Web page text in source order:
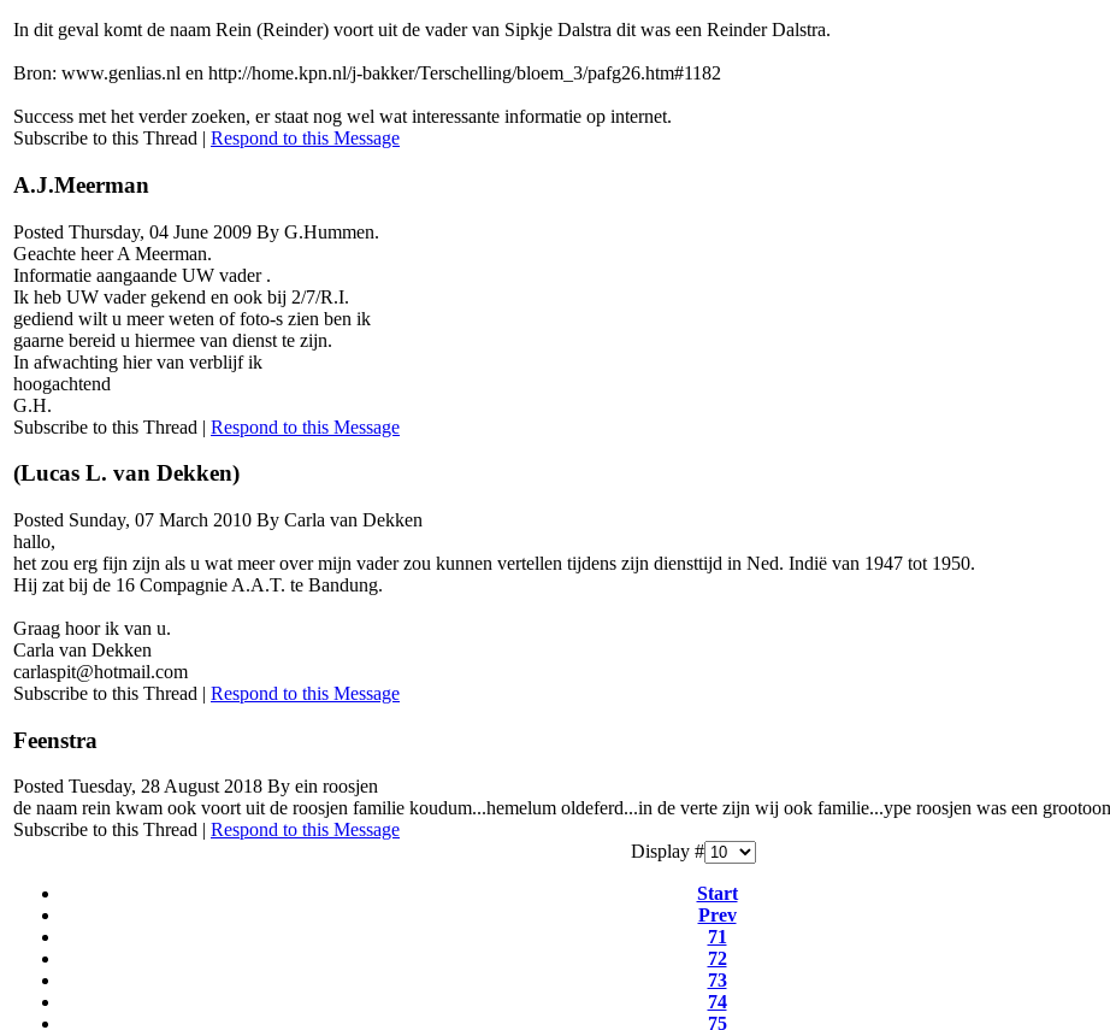
In dit geval komt de naam Rein (Reinder) voort uit de vader van Sipkje Dalstra dit was een Reinder Dalstra.
Bron: www.genlias.nl en http://home.kpn.nl/j-bakker/Terschelling/bloem_3/pafg26.htm#1182
Success met het verder zoeken, er staat nog wel wat interessante informatie op internet.
Subscribe to this Thread | Respond to this Message
A.J.Meerman
Posted Thursday, 04 June 2009 By G.Hummen.
Geachte heer A Meerman.
Informatie aangaande UW vader .
Ik heb UW vader gekend en ook bij 2/7/R.I.
gediend wilt u meer weten of foto-s zien ben ik
gaarne bereid u hiermee van dienst te zijn.
In afwachting hier van verblijf ik
hoogachtend
G.H.
Subscribe to this Thread | Respond to this Message
(Lucas L. van Dekken)
Posted Sunday, 07 March 2010 By Carla van Dekken
hallo,
het zou erg fijn zijn als u wat meer over mijn vader zou kunnen vertellen tijdens zijn diensttijd in Ned. Indië van 1947 tot 1950.
Hij zat bij de 16 Compagnie A.A.T. te Bandung.
Graag hoor ik van u.
Carla van Dekken
carlaspit@hotmail.com
Subscribe to this Thread | Respond to this Message
Feenstra
Posted Tuesday, 28 August 2018 By ein roosjen
de naam rein kwam ook voort uit de roosjen familie koudum...hemelum oldeferd...in de verte zijn wij ook familie...ype roosjen was een
Subscribe to this Thread | Respond to this Message
Display #
Start
Prev
71
72
73
74
75